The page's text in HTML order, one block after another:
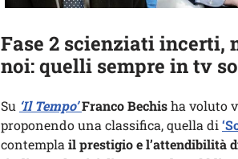
Fase 2 scienziati incerti,
noi: quelli sempre in tv
Su ‘Il Tempo’Franco Bechisha voluto
proponendo una classifica, quella di
contemplail prestigio e l’attendibilità